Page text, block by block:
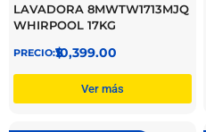
LAVADORA 8MWTW1713MJQ
WHIRPOOL 17KG
$
10,399.00
Ver más